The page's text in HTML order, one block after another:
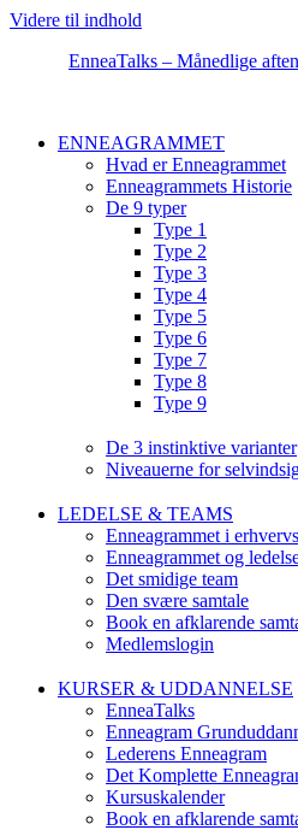
Videre til indhold
EnneaTalks – Månedlige
ENNEAGRAMMET
Hvad er Enneagrammet
Enneagrammets Historie
De 9 typer
Type 1
Type 2
Type 3
Type 4
Type 5
Type 6
Type 7
Type 8
Type 9
De 3 instinktive varianter
Niveauerne for
LEDELSE & TEAMS
Enneagrammet i
Enneagrammet og
Det smidige team
Den svære samtale
Book en afklarende
Medlemslogin
KURSER & UDDANNELSE
EnneaTalks
Enneagram
Lederens Enneagram
Det Komplette
Kursuskalender
Book en afklarende